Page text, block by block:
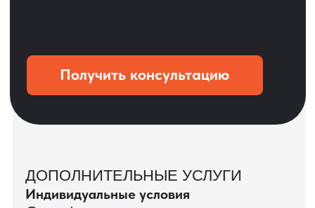
Даю согласие на обработку
и соглашаюсь сполитикой конфиденциальности